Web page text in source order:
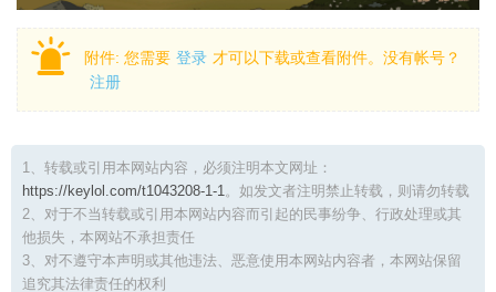
附件: 您需要 登录 才可以下载或查看附件。没有帐号？
注册
1、转载或引用本网站内容，必须注明本文网址：
https://keylol.com/t1043208-1-1 。如发文者注明禁止转载，则请勿转载
2、对于不当转载或引用本网站内容而引起的民事纷争、行政处理或其
他损失，本网站不承担责任
3、对不遵守本声明或其他违法、恶意使用本网站内容者，本网站保留
追究其法律责任的权利